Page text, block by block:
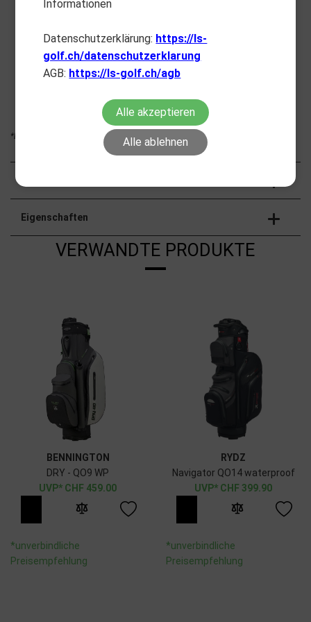
Lieferung Mo. - Fr. 24h*
Schweizer Service
Lager Appenzell
*Bis 14 Uhr bestellt und nur lieferbare Produkte
Eigenschaften
VERWANDTE PRODUKTE
BENNINGTON
DRY - QO9 WP
CHF 459.00
*unverbindliche
Preisempfehlung
RYDZ
Navigator QO14 waterproof
CHF 399.90
*unverbindliche
Preisempfehlung
Informationen
Datenschutzerklärung: https://ls-
golf.ch/datenschutzerklarung
AGB: https://ls-golf.ch/agb
Alle akzeptieren
Alle ablehnen